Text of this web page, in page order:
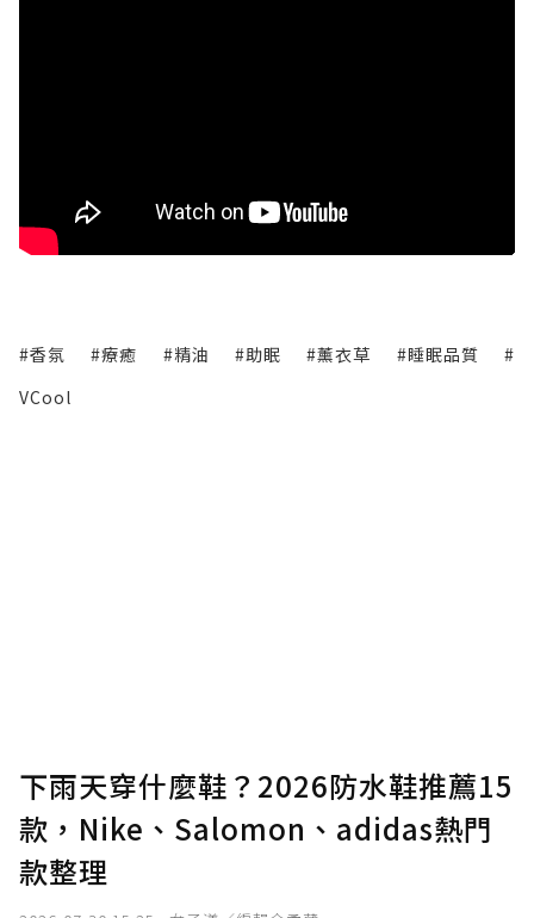
#香氛 #療癒 #精油 #助眠 #薰衣草 #睡眠品質
#
VCool
下雨天穿什麼鞋？2026防水鞋推薦15
款，Nike、Salomon、adidas熱門
款整理